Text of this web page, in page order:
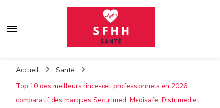
Accueil
Santé
Top 10 des meilleurs rince-œil professionnels en 2026 :
comparatif des marques Securimed, Medisafe, Distrimed et